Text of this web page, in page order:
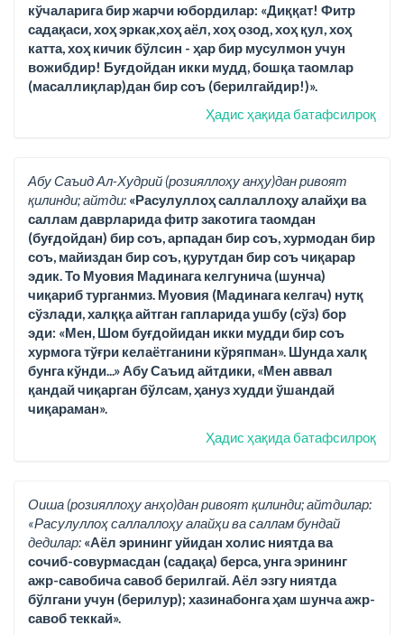
кўчаларига бир жарчи юбордилар: «Диққат! Фитр
садақаси, хоҳ эркак,хоҳ аёл, хоҳ озод, хоҳ қул, хоҳ
катта, хоҳ кичик бўлсин - ҳар бир мусулмон учун
вожибдир! Буғдойдан икки мудд, бошқа таомлар
(масаллиқлар)дан бир соъ (берилгайдир!)».
Ҳадис ҳақида батафсилроқ
Абу Саъид Ал-Худрий (розияллоҳу анҳу)дан ривоят
қилинди; айтди: «Расулуллоҳ саллаллоҳу алайҳи ва
саллам даврларида фитр закотига таомдан
(буғдойдан) бир соъ, арпадан бир соъ, хурмодан бир
соъ, майиздан бир соъ, қурутдан бир соъ чиқарар
эдик. То Муовия Мадинага келгунича (шунча)
чиқариб турганмиз. Муовия (Мадинага келгач) нутқ
сўзлади, халққа айтган гапларида ушбу (сўз) бор
эди: «Мен, Шом буғдойидан икки мудди бир соъ
хурмога тўғри келаётганини кўряпман». Шунда халқ
бунга кўнди...» Абу Саъид айтдики, «Мен аввал
қандай чиқарган бўлсам, ҳануз худди ўшандай
чиқараман».
Ҳадис ҳақида батафсилроқ
Оиша (розияллоҳу анҳо)дан ривоят қилинди; айтдилар:
«Расулуллоҳ саллаллоҳу алайҳи ва саллам бундай
дедилар: «Аёл эрининг уйидан холис ниятда ва
сочиб-совурмасдан (садақа) берса, унга эрининг
ажр-савобича савоб берилгай. Аёл эзгу ниятда
бўлгани учун (берилур); хазинабонга ҳам шунча ажр-
савоб теккай».